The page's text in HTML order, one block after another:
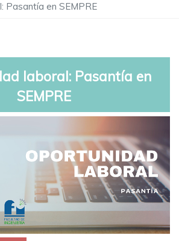
Pasantía en SEMPRE
laboral: Pasantía en
SEMPRE